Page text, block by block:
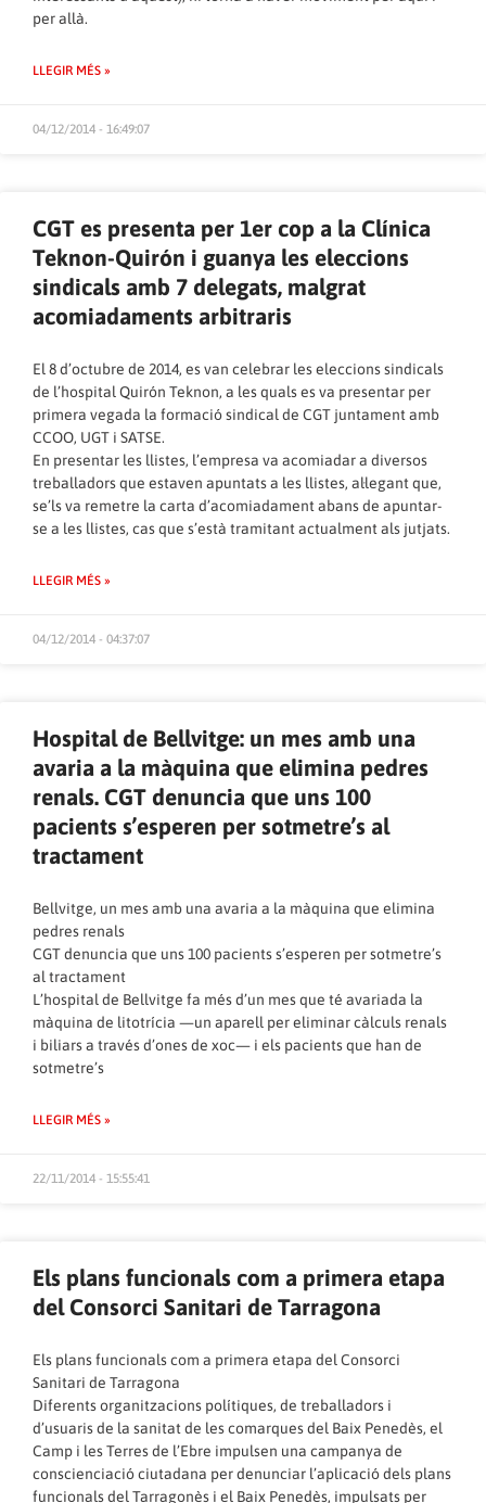
per allà.
LLEGIR MÉS »
04/12/2014 - 16:49:07
CGT es presenta per 1er cop a la Clínica
Teknon-Quirón i guanya les eleccions
sindicals amb 7 delegats, malgrat
acomiadaments arbitraris
El 8 d’octubre de 2014, es van celebrar les eleccions sindicals
de l’hospital Quirón Teknon, a les quals es va presentar per
primera vegada la formació sindical de CGT juntament amb
CCOO, UGT i SATSE.
En presentar les llistes, l’empresa va acomiadar a diversos
treballadors que estaven apuntats a les llistes, al·legant que,
se’ls va remetre la carta d’acomiadament abans de apuntar-
se a les llistes, cas que s’està tramitant actualment als jutjats.
LLEGIR MÉS »
04/12/2014 - 04:37:07
Hospital de Bellvitge: un mes amb una
avaria a la màquina que elimina pedres
renals. CGT denuncia que uns 100
pacients s’esperen per sotmetre’s al
tractament
Bellvitge, un mes amb una avaria a la màquina que elimina
pedres renals
CGT denuncia que uns 100 pacients s’esperen per sotmetre’s
al tractament
L’hospital de Bellvitge fa més d’un mes que té avariada la
màquina de litotrícia —un aparell per eliminar càlculs renals
i biliars a través d’ones de xoc— i els pacients que han de
sotmetre’s
LLEGIR MÉS »
22/11/2014 - 15:55:41
Els plans funcionals com a primera etapa
del Consorci Sanitari de Tarragona
Els plans funcionals com a primera etapa del Consorci
Sanitari de Tarragona
Diferents organitzacions polítiques, de treballadors i
d’usuaris de la sanitat de les comarques del Baix Penedès, el
Camp i les Terres de l’Ebre impulsen una campanya de
conscienciació ciutadana per denunciar l’aplicació dels plans
funcionals del Tarragonès i el Baix Penedès, impulsats per